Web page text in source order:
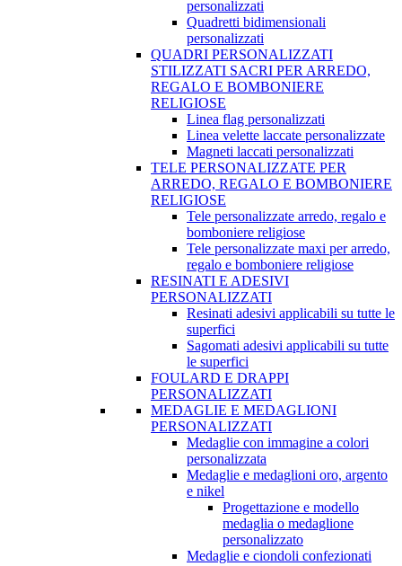
personalizzati
Quadretti bidimensionali
personalizzati
QUADRI PERSONALIZZATI
STILIZZATI SACRI PER ARREDO,
REGALO E BOMBONIERE
RELIGIOSE
Linea flag personalizzati
Linea velette laccate personalizzate
Magneti laccati personalizzati
TELE PERSONALIZZATE PER
ARREDO, REGALO E BOMBONIERE
RELIGIOSE
Tele personalizzate arredo, regalo e
bomboniere religiose
Tele personalizzate maxi per arredo,
regalo e bomboniere religiose
RESINATI E ADESIVI
PERSONALIZZATI
Resinati adesivi applicabili su tutte le
superfici
Sagomati adesivi applicabili su tutte
le superfici
FOULARD E DRAPPI
PERSONALIZZATI
MEDAGLIE E MEDAGLIONI
PERSONALIZZATI
Medaglie con immagine a colori
personalizzata
Medaglie e medaglioni oro, argento
e nikel
Progettazione e modello
medaglia o medaglione
personalizzato
Medaglie e ciondoli confezionati